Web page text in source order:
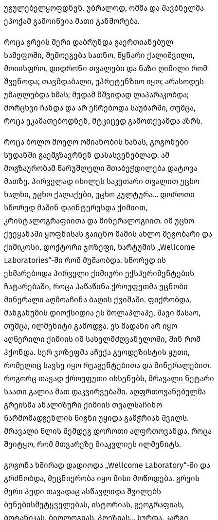
უგულებელყოფდნენ. უბრალოდ, ომმა და შავბნელმა
ეპოქამ გამოიწვია მათი განშორება.
როცა გრეის მერი დაბრუნდა გაერთიანებულ
სამეფოში, შემოეგება სათნო, წყნარი ქალიშვილი,
მოიისფრო, დიდრონი თვალები და ნაზი ღიმილი რომ
შვენოდა; თავმდაბალი, უპრეტენზიო იყო; არასოდეს
უმაღლებდა ხმას; მუდამ მშვიდად ლაპარაკობდა;
მორცხვი ჩანდა და არ ეჩრებოდა საუბარში, თუმცა,
როცა ეკამათებოდნენ, მტკიცედ გამოთქვამდა აზრს.
როცა ბოლო მოეღო ომიანობის ხანას, გოგონები
სუდანში გაემგზავრნენ დასასვენებლად. ამ
მოგზაურობამ წარუშლელი შთაბეჭდილება დატოვა
მათზე. პირველად იხილეს საკუთარი თვალით უცხო
ხალხი, უცხო ქალაქები, უცხო კულტურა… დოროთი
სწორედ მაშინ დაინტერესდა ქიმიით,
კრისტალოგრაფიითა და მინერალოგიით. იმ უცხო
ქვეყანაში ყოფნისას გაიცნო მამის ახლო მეგობარი და
ქიმიკოსი, დოქტორი ჯოზეფი, ხარტუმის „Wellcome
Laboratories“-ში რომ მუშაობდა. სწორედ ის
ეხმარებოდა პირველი ქიმიური ექსპერიმენტების
ჩატარებაში, როცა პაწაწინა ქროუფუთმა უცნობი
მინერალი აღმოაჩინა ბაღის ქვიშაში. ფიქრობდა,
მანგანუმის დიოქსიდია ეს მოლაპლაპე, შავი მასაო,
თუმცა, ილმენიტი გამოდგა. ეს მადანი არ იყო
აღწერილი ქიმიის იმ სახელმძღვანელოში, შინ რომ
ჰქონდა. სერ ჯოზეფმა აჩუქა გეოდეზისტის ყუთი,
რომელიც სავსე იყო რეაგენტებითა და მინერალებით.
როგორც თავად ქროუფუთი იხსენებს, მრავალი ნეტარი
საათი გალია მათ დაკვირვებაში. აღფრთოვანებულმა
გრეისმა ანალიზური ქიმიის თვალსაჩინო
წარმომადგენლის წიგნი უყიდა გამჭრიახ შვილს.
მრავალი წლის შემდეგ დოროთი აღფრთოვანდა, როცა
შეიტყო, რომ მთვარეზე მიაკვლიეს ილმენიტს.
გოგონა ხშირად დადიოდა „Wellcome Laboratory“-ში და
გრძნობდა, მეცნიერობა იყო მისი მოწოდება. გრეის
მერი ჰუდი თავადაც ასწავლიდა შვილებს
ბუნებისმეტყველებას, ისტორიას, გეოგრაფიას,
ბოტანიკას, ბიოლოგიას, პოეზიას… სურდა, კარგი